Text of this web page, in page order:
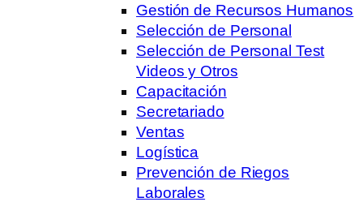
Gestión de Recursos Humanos
Selección de Personal
Selección de Personal Test
Videos y Otros
Capacitación
Secretariado
Ventas
Logística
Prevención de Riegos
Laborales